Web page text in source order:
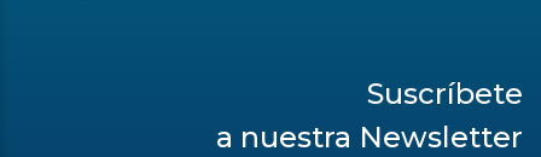
Suscríbete
a nuestra Newsletter